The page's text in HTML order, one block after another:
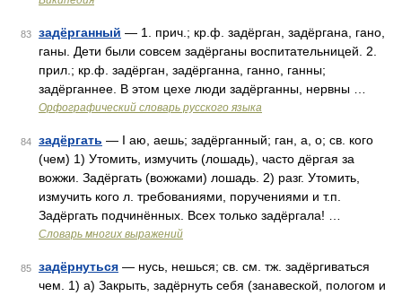
83 задёрганный — 1. прич.; кр.ф. задёрган, задёргана, гано,
ганы. Дети были совсем задёрганы воспитательницей. 2.
прил.; кр.ф. задёрган, задёрганна, ганно, ганны;
задёрганнее. В этом цехе люди задёрганны, нервны …
Орфографический словарь русского языка
84 задёргать — I аю, аешь; задёрганный; ган, а, о; св. кого
(чем) 1) Утомить, измучить (лошадь), часто дёргая за
вожжи. Задёргать (вожжами) лошадь. 2) разг. Утомить,
измучить кого л. требованиями, поручениями и т.п.
Задёргать подчинённых. Всех только задёргала! …
Словарь многих выражений
85 задёрнуться — нусь, нешься; св. см. тж. задёргиваться
чем. 1) а) Закрыть, задёрнуть себя (занавеской, пологом и